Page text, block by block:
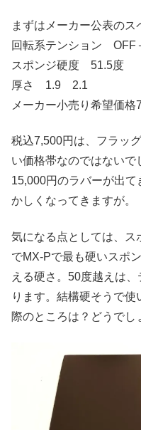
まずはメーカー公表のス
回転系テンション OFF
スポンジ硬度 51.5度
厚さ 1.9 2.1
メーカー小売り希望価格
税込7,500円は、フラッ
い価格帯なのではない
15,000円のラバーが出
かしくなってきますが。
気になる点としては、ス
でMX-Pで最も硬いスポ
える硬さ。50度越えは
ります。結構硬そうで
際のところは？どうでし